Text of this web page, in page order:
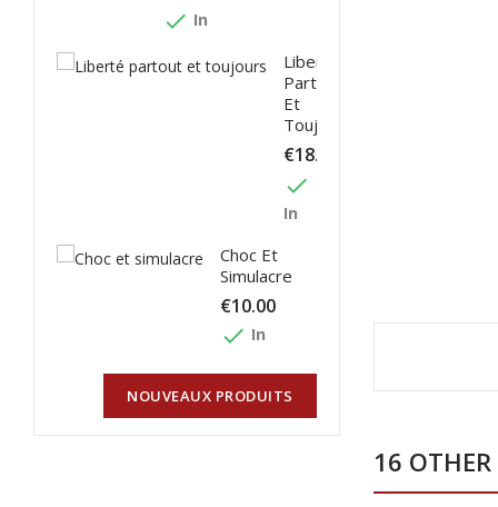
done In
Liberté
Partout
Et
Toujours
€18.00
done
In
Choc Et
Simulacre
€10.00
done In
NOUVEAUX PRODUITS
16